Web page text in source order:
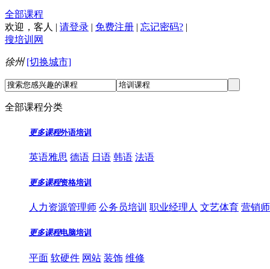
全部课程
欢迎， 客人 | 请登录 | 免费注册 | 忘记密码? |
搜培训网
徐州 [切换城市]
全部课程分类
更多课程外语培训
英语雅思 德语 日语 韩语 法语
更多课程资格培训
人力资源管理师 公务员培训 职业经理人 文艺体育 营销
更多课程电脑培训
平面 软硬件 网站 装饰 维修